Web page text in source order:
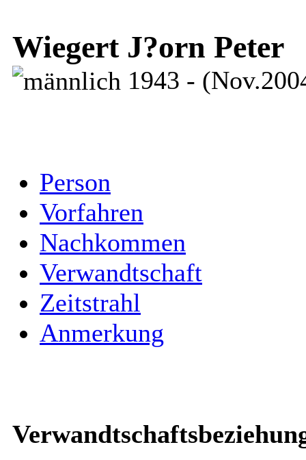
Wiegert J?orn Peter
1943 -
Person
Vorfahren
Nachkommen
Verwandtschaft
Zeitstrahl
Anmerkung